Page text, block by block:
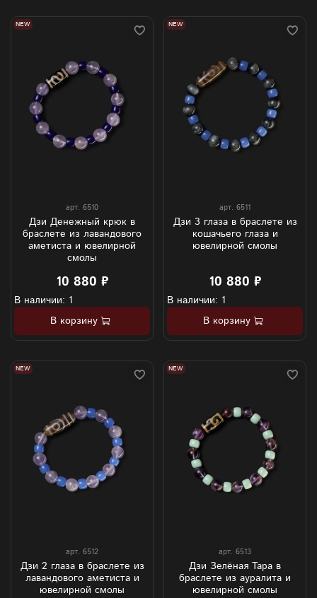
NEW
арт. 6510
Дзи Денежный крюк в
браслете из лавандового
аметиста и ювелирной
смолы
10 880 ₽
В наличии: 1
В корзину
NEW
арт. 6511
Дзи 3 глаза в браслете из
кошачьего глаза и
ювелирной смолы
10 880 ₽
В наличии: 1
В корзину
NEW
арт. 6512
Дзи 2 глаза в браслете из
лавандового аметиста и
ювелирной смолы
NEW
арт. 6513
Дзи Зелёная Тара в
браслете из ауралита и
ювелирной смолы